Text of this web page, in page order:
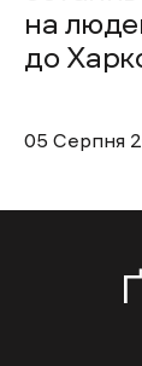
на
до
05 Cерпня